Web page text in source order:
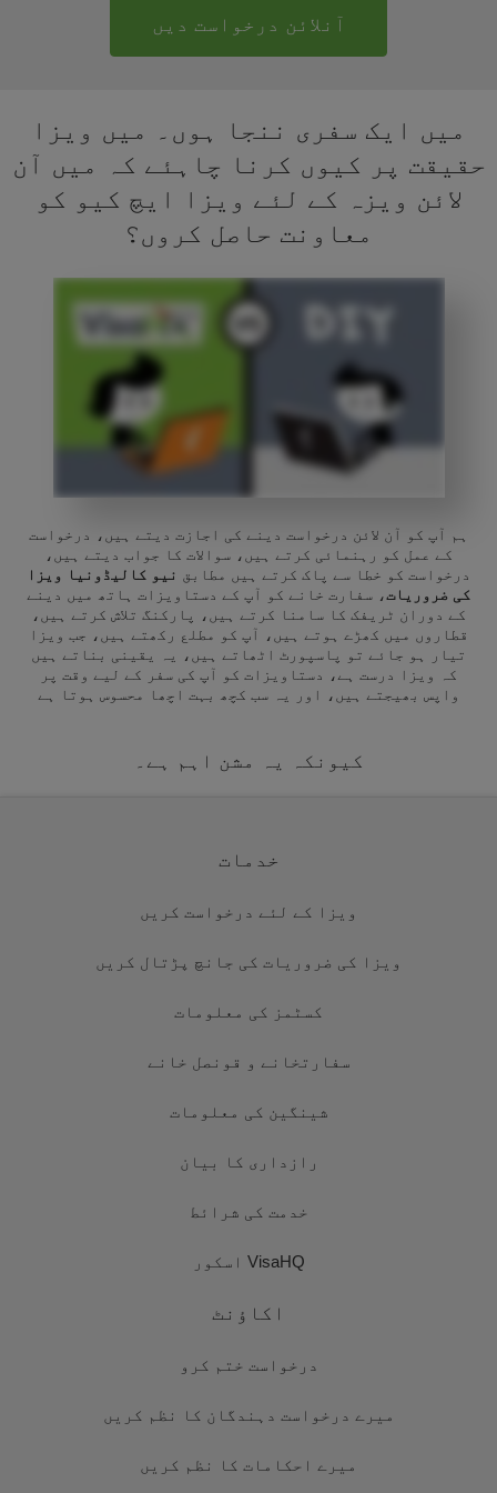
آنلائن درخواست دیں
میں ایک سفری ننجا ہوں۔ میں ویزا
حقیقت پر کیوں کرنا چاہئے کہ میں آن
لائن ویزہ کے لئے ویزا ایچ کیو کو
معاونت حاصل کروں؟
ہم آپ کو آن لائن درخواست دینے کی اجازت دیتے ہیں، درخواست
کے عمل کو رہنمائی کرتے ہیں، سوالات کا جواب دیتے ہیں،
درخواست کو خطا سے پاک کرتے ہیں مطابق
نیو کالیڈونیا ویزا
کی ضروریات، سفارت خانے کو آپ کے دستاویزات ہاتھ میں دینے
کے دوران ٹریفک کا سامنا کرتے ہیں، پارکنگ تلاش کرتے ہیں،
قطاروں میں کھڑے ہوتے ہیں، آپ کو مطلع رکھتے ہیں، جب ویزا
تیار ہو جائے تو پاسپورٹ اٹھاتے ہیں، یہ یقینی بناتے ہیں
کہ ویزا درست ہے، دستاویزات کو آپ کی سفر کے لیے وقت پر
واپس بھیجتے ہیں، اور یہ سب کچھ بہت اچھا محسوس ہوتا ہے
کیونکہ یہ مشن اہم ہے۔
خدمات
ویزا کے لئے درخواست کریں
ویزا کی ضروریات کی جانچ پڑتال کریں
کسٹمز کی معلومات
سفارتخانے و قونصل خانے
شینگین کی معلومات
رازداری کا بیان
خدمت کی شرائط
VisaHQ اسکور
اکاؤنٹ
درخواست ختم کرو
میرے درخواست دہندگان کا نظم کریں
میرے احکامات کا نظم کریں